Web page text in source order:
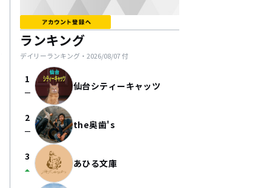
ランキング
デイリーランキング・ 2026/08/07付
1
check_indeterminate_small 仙台シティーキャッツ
2
check_indeterminate_small the奥歯's
3
arrow_drop_up あひる文庫